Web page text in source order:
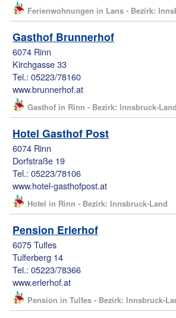
Ferienwohnungen in Lans - Bezirk:
Gasthof Brunnerhof
6074 Rinn
Kirchgasse 33
Tel.: 05223/78160
www.brunnerhof.at
Gasthof in Rinn - Bezirk: Innsbruck-Land
Hotel Gasthof Post
6074 Rinn
Dorfstraße 19
Tel.: 05223/78106
www.hotel-gasthofpost.at
Hotel in Rinn - Bezirk: Innsbruck-Land
Pension Erlerhof
6075 Tulfes
Tulferberg 14
Tel.: 05223/78366
www.erlerhof.at
Pension in Tulfes - Bezirk: Innsbruck-